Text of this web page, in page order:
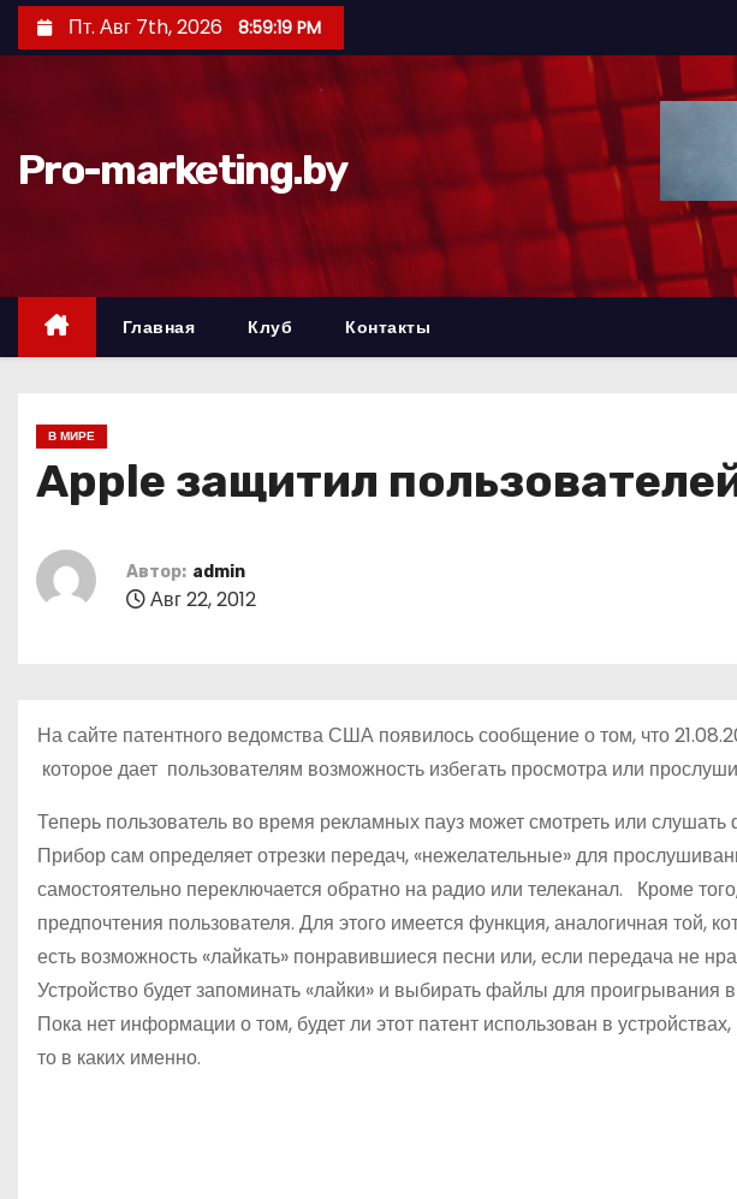
е
д
Пт. Авг 7th, 2026 8:59:20 PM
Pro-marketing.by
Главная Клуб Контакты
В МИРЕ
Apple защитил
Автор: admin
Авг 22, 2012
На сайте патентного ведомства США появилось сообщение о том, что
которое дает пользователям возможность избегать просмотра или
Теперь пользователь во время рекламных пауз может смотреть или
Прибор сам определяет отрезки передач, «нежелательные» для
самостоятельно переключается обратно на радио или телеканал. Кроме
предпочтения пользователя. Для этого имеется функция, аналогичная той,
есть возможность «лайкать» понравившиеся песни или, если передача не
Устройство будет запоминать «лайки» и выбирать файлы для проигрывания
Пока нет информации о том, будет ли этот патент использован в
то в каких именно.